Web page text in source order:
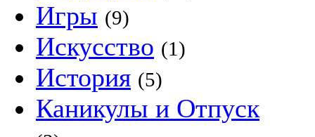
Игры (9)
Искусство (1)
История (5)
Каникулы и Отпуск